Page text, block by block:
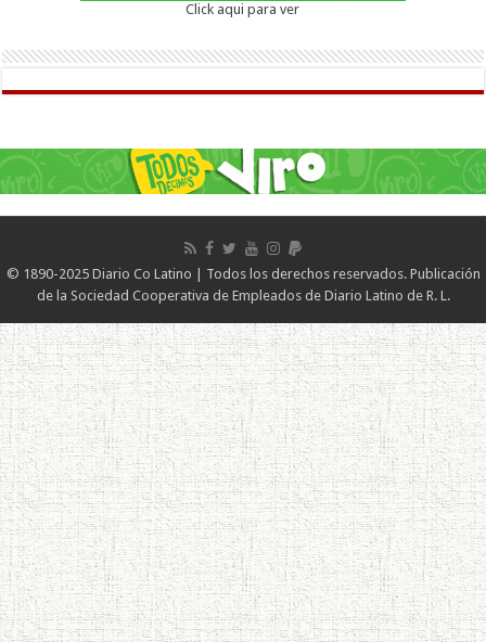
Click aqui para ver
© 1890-2025 Diario Co Latino | Todos los derechos reservados. Publicación
de la Sociedad Cooperativa de Empleados de Diario Latino de R. L.